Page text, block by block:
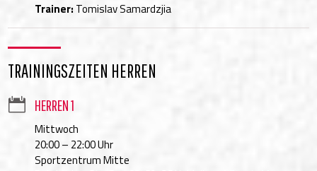
Trainer: Tomislav Samardzjia
TRAININGSZEITEN HERREN
 HERREN 1
Mittwoch
20:00 – 22:00 Uhr
Sportzentrum Mitte